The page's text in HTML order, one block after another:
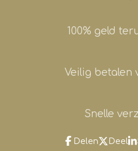
100% geld
Veilig betalen
Snelle
Delen Deel